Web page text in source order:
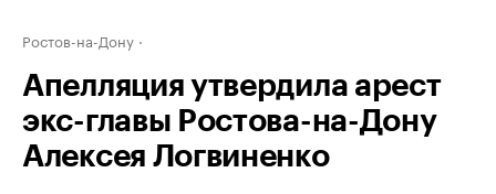
Ростов-на-Дону
Апелляция утвердила арест
экс-главы Ростова-на-Дону
Алексея Логвиненко